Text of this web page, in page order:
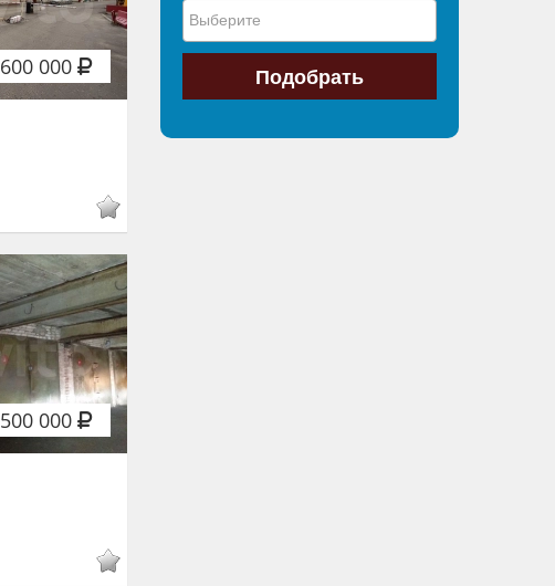
600 000
500 000